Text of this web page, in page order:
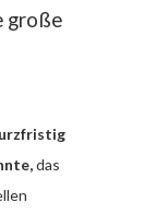
große
das